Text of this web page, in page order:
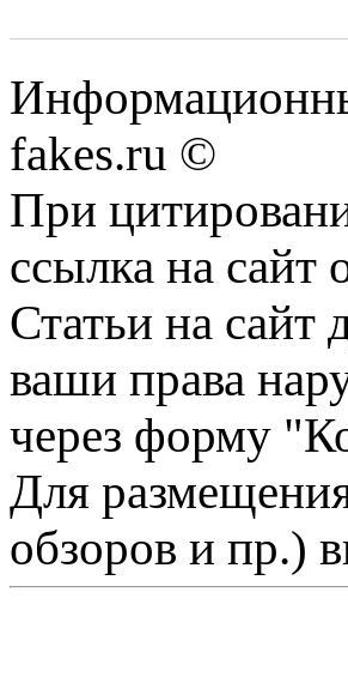
fakes.ru ©
При
ссылка на сайт
Статьи на сайт
ваши права
через форму
Для
обзоров и пр.)